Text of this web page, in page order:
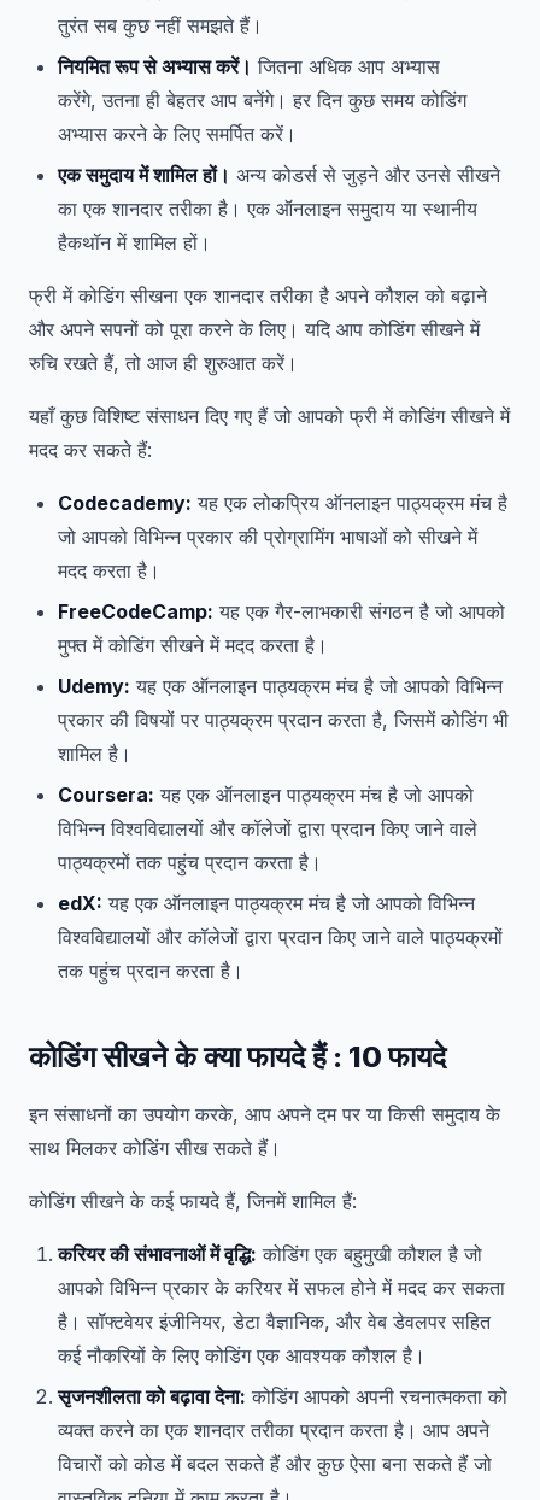
तुरंत सब कुछ नहीं समझते हैं।
नियमित रूप से अभ्यास करें। जितना अधिक आप अभ्यास
करेंगे, उतना ही बेहतर आप बनेंगे। हर दिन कुछ समय कोडिंग
अभ्यास करने के लिए समर्पित करें।
एक समुदाय में शामिल हों। अन्य कोडर्स से जुड़ने और उनसे सीखने
का एक शानदार तरीका है। एक ऑनलाइन समुदाय या स्थानीय
हैकथॉन में शामिल हों।
फ्री में कोडिंग सीखना एक शानदार तरीका है अपने कौशल को बढ़ाने
और अपने सपनों को पूरा करने के लिए। यदि आप कोडिंग सीखने में
रुचि रखते हैं, तो आज ही शुरुआत करें।
यहाँ कुछ विशिष्ट संसाधन दिए गए हैं जो आपको फ्री में कोडिंग सीखने में
मदद कर सकते हैं:
Codecademy: यह एक लोकप्रिय ऑनलाइन पाठ्यक्रम मंच है
जो आपको विभिन्न प्रकार की प्रोग्रामिंग भाषाओं को सीखने में
मदद करता है।
FreeCodeCamp: यह एक गैर-लाभकारी संगठन है जो आपको
मुफ्त में कोडिंग सीखने में मदद करता है।
Udemy: यह एक ऑनलाइन पाठ्यक्रम मंच है जो आपको विभिन्न
प्रकार की विषयों पर पाठ्यक्रम प्रदान करता है, जिसमें कोडिंग भी
शामिल है।
Coursera: यह एक ऑनलाइन पाठ्यक्रम मंच है जो आपको
विभिन्न विश्वविद्यालयों और कॉलेजों द्वारा प्रदान किए जाने वाले
पाठ्यक्रमों तक पहुंच प्रदान करता है।
edX: यह एक ऑनलाइन पाठ्यक्रम मंच है जो आपको विभिन्न
विश्वविद्यालयों और कॉलेजों द्वारा प्रदान किए जाने वाले पाठ्यक्रमों
तक पहुंच प्रदान करता है।
कोडिंगसीखने के क्या फायदे हैं: 10फायदे
इन संसाधनों का उपयोग करके, आप अपने दम पर या किसी समुदाय के
साथ मिलकर कोडिंग सीख सकते हैं।
कोडिंग सीखने के कई फायदे हैं, जिनमें शामिल हैं:
करियर की संभावनाओं में वृद्धि: कोडिंग एक बहुमुखी कौशल है जो
आपको विभिन्न प्रकार के करियर में सफल होने में मदद कर सकता
है। सॉफ्टवेयर इंजीनियर, डेटा वैज्ञानिक, और वेब डेवलपर सहित
कई नौकरियों के लिए कोडिंग एक आवश्यक कौशल है।
सृजनशीलता को बढ़ावा देना: कोडिंग आपको अपनी रचनात्मकता को
व्यक्त करने का एक शानदार तरीका प्रदान करता है। आप अपने
विचारों को कोड में बदल सकते हैं और कुछ ऐसा बना सकते हैं जो